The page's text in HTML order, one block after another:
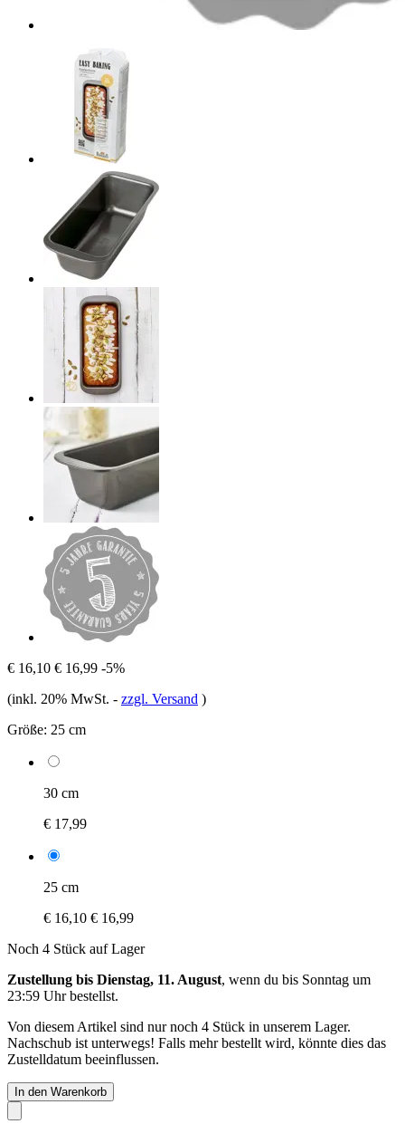
€ 16,10 € 16,99 -5%
(inkl. 20% MwSt. - zzgl. Versand )
Größe: 25 cm
30 cm
€ 17,99
25 cm
€ 16,10 € 16,99
Noch 4 Stück auf Lager
Zustellung bis Dienstag, 11. August, wenn du bis Sonntag um
23:59 Uhrbestellst.
Von diesem Artikel sind nur noch 4 Stück in unserem Lager.
Nachschub ist unterwegs! Falls mehr bestellt wird, könnte dies das
Zustelldatum beeinflussen.
In den Warenkorb